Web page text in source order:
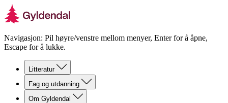
Navigasjon: Pil høyre/venstre mellom menyer, Enter for å åpne,
Escape for å lukke.
Litteratur
Fag og utdanning
Om Gyldendal